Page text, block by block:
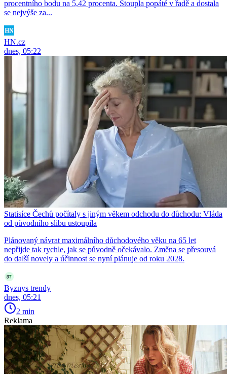
procentního bodu na 5,42 procenta. Stoupla popáté v řadě a dostala
se nejvýše za...
HN.cz
dnes, 05:22
Statisíce Čechů počítaly s jiným věkem odchodu do důchodu: Vláda
od původního slibu ustoupila
Plánovaný návrat maximálního důchodového věku na 65 let
nepřijde tak rychle, jak se původně očekávalo. Změna se přesouvá
do další novely a účinnost se nyní plánuje od roku 2028.
Byznys trendy
dnes, 05:21
2 min
Reklama